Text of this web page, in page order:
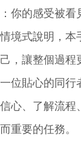
你的感受被
境式說明，
，讓整個過程
位貼心的同行
心、了解流
重要的任務。